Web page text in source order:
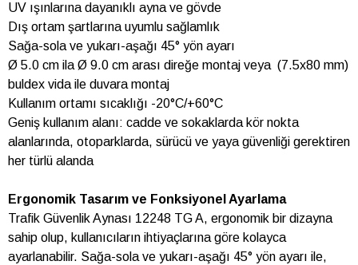
UV ışınlarına dayanıklı ayna ve gövde
Dış ortam şartlarına uyumlu sağlamlık
Sağa-sola ve yukarı-aşağı 45° yön ayarı
Ø 5.0 cm ila Ø 9.0 cm arası direğe montaj veya (7.5x80 mm)
buldex vida ile duvara montaj
Kullanım ortamı sıcaklığı -20°C/+60°C
Geniş kullanım alanı: cadde ve sokaklarda kör nokta
alanlarında, otoparklarda, sürücü ve yaya güvenliği gerektiren
her türlü alanda
Ergonomik Tasarım ve Fonksiyonel Ayarlama
Trafik Güvenlik Aynası 12248 TG A, ergonomik bir dizayna
sahip olup, kullanıcıların ihtiyaçlarına göre kolayca
ayarlanabilir. Sağa-sola ve yukarı-aşağı 45° yön ayarı ile,